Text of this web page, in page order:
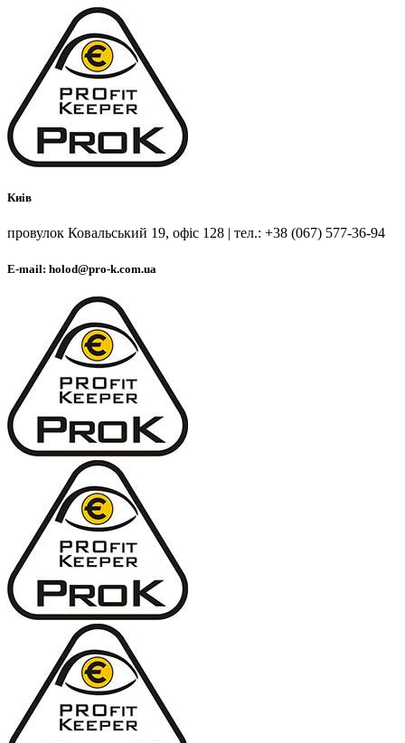
Киів
провулок Ковальський 19, офіс 128 | тел.: +38 (067) 577-36-94
E-mail: holod@pro-k.com.ua